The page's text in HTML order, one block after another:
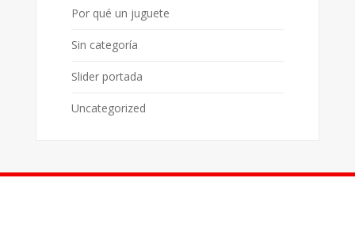
Por qué un juguete
Sin categoría
Slider portada
Uncategorized